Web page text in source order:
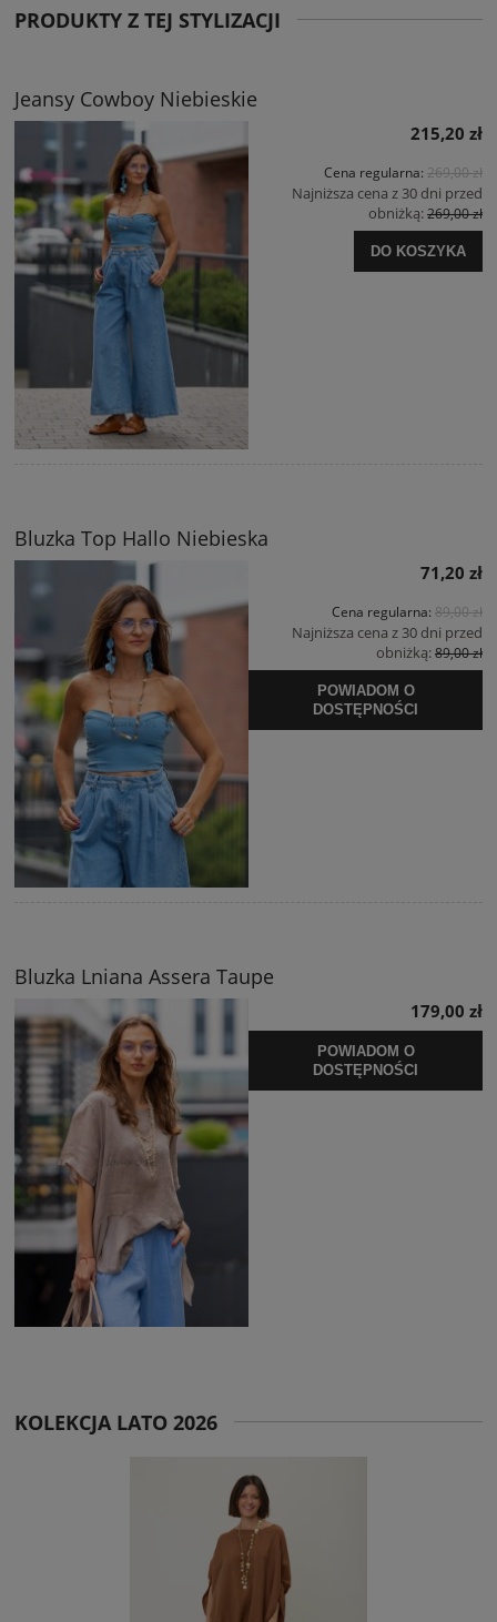
PRODUKTY Z TEJ STYLIZACJI
Jeansy Cowboy Niebieskie
215,20 zł
Cena regularna: 269,00 zł
Najniższa cena z 30 dni przed
obniżką:269,00 zł
DO KOSZYKA
Bluzka Top Hallo Niebieska
71,20 zł
Cena regularna: 89,00 zł
Najniższa cena z 30 dni przed
obniżką:89,00 zł
POWIADOM O
DOSTĘPNOŚCI
Bluzka Lniana Assera Taupe
179,00 zł
POWIADOM O
DOSTĘPNOŚCI
KOLEKCJA LATO 2026